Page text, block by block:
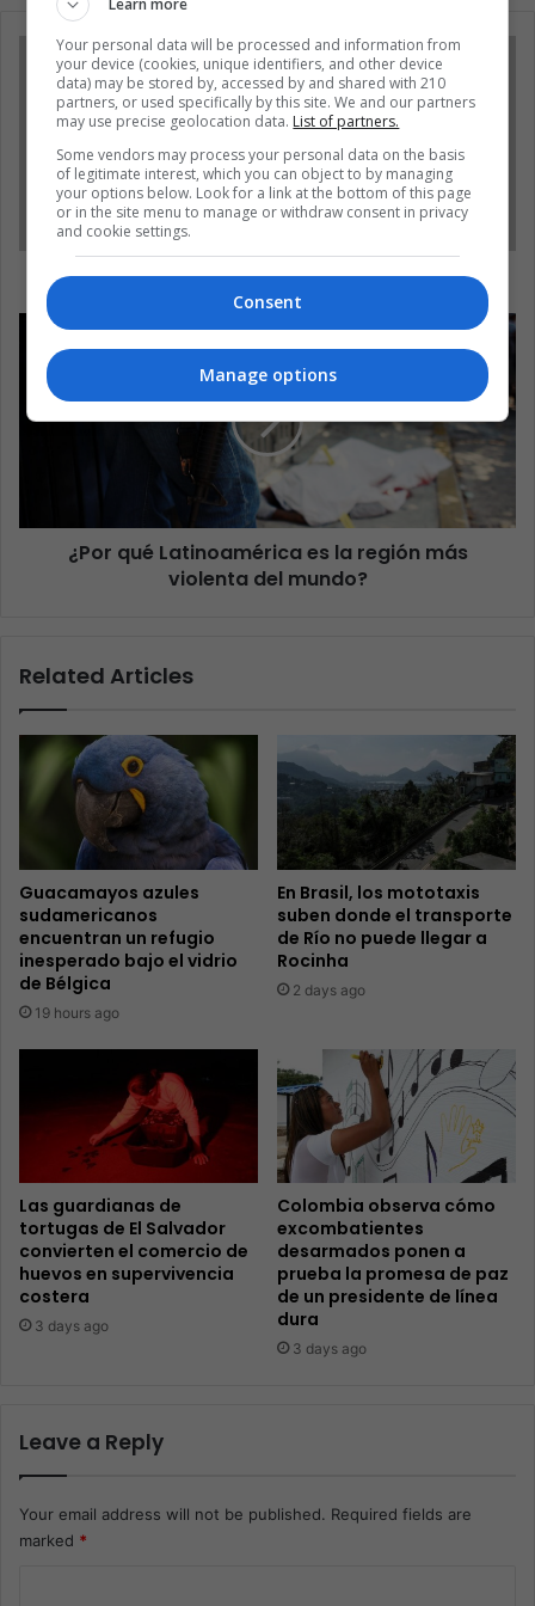
El futuro de la Champions está en Facebook
¿Por qué Latinoamérica es la región más
violenta del mundo?
Related Articles
Guacamayos azules
sudamericanos
encuentran un refugio
inesperado bajo el vidrio
de Bélgica
19 hours ago
En Brasil, los mototaxis
suben donde el transporte
de Río no puede llegar a
Rocinha
2 days ago
Las guardianas de
tortugas de El Salvador
convierten el comercio de
huevos en supervivencia
costera
3 days ago
Colombia observa cómo
excombatientes
desarmados ponen a
prueba la promesa de paz
de un presidente de línea
dura
3 days ago
Leave a Reply
Your email address will not be published. Required fields are
marked *
Learn more
Your personal data will be processed and information from
your device (cookies, unique identifiers, and other device
data) may be stored by, accessed by and shared with 210
partners, or used specifically by this site. We and our partners
may use precise geolocation data. List of partners.
Some vendors may process your personal data on the basis
of legitimate interest, which you can object to by managing
your options below. Look for a link at the bottom of this page
or in the site menu to manage or withdraw consent in privacy
and cookie settings.
Consent
Manage options